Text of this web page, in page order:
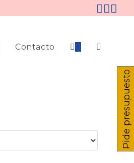
Contacto 0
Pide presupuesto